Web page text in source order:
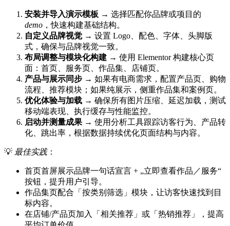
安装并导入演示模板 → 选择匹配你品牌或项目的
demo ，快速构建基础结构。
自定义品牌视觉→ 设置 Logo、配色、字体、头脚版
式，确保与品牌视觉一致。
布局调整与模块化构建 → 使用 Elementor 构建核心页
面：首页、服务页、作品集、店铺页。
产品与展示同步 → 如果有电商需求，配置产品页、购物
流程、推荐模块；如果纯展示，侧重作品集和案例页。
优化体验与加载 → 确保所有图片压缩、延迟加载，测试
移动端表现、执行缓存与性能监控。
启动并测量成果 → 使用分析工具跟踪访客行为、产品转
化、跳出率，根据数据持续优化页面结构与内容。
💡 最佳实践：
首页首屏展示品牌一句话宣言 + „立即查看作品／服务“
按钮，提升用户引导。
作品集页配合「按类别筛选」模块，让访客快速找到目
标内容。
在店铺/产品页加入「相关推荐」或「热销推荐」，提高